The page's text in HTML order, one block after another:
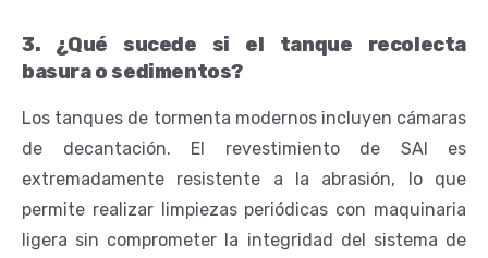
3. ¿Qué sucede si el tanque recolecta
basura o sedimentos?
Los tanques de tormenta modernos incluyen cámaras
de decantación. El revestimiento de SAI es
extremadamente resistente a la abrasión, lo que
permite realizar limpiezas periódicas con maquinaria
ligera sin comprometer la integridad del sistema de